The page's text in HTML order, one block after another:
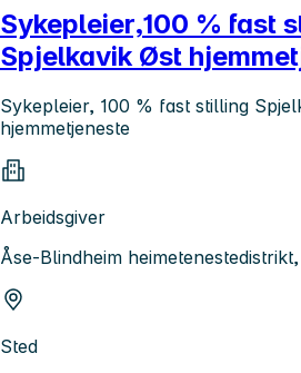
Sykepleier,100 % fast
Spjelkavik Øst
Sykepleier, 100 % fast stilling
hjemmetjeneste
Arbeidsgiver
Åse-Blindheim
Sted